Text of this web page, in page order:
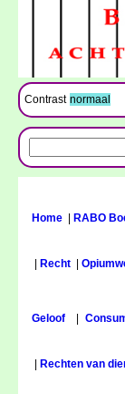
Contrast normaal
Home RABO
Recht
Geloof
Rechten van